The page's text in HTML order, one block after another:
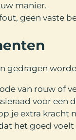
manier.
geen vaste
gedragen
van rouw of
voor een
je extra kracht
het goed